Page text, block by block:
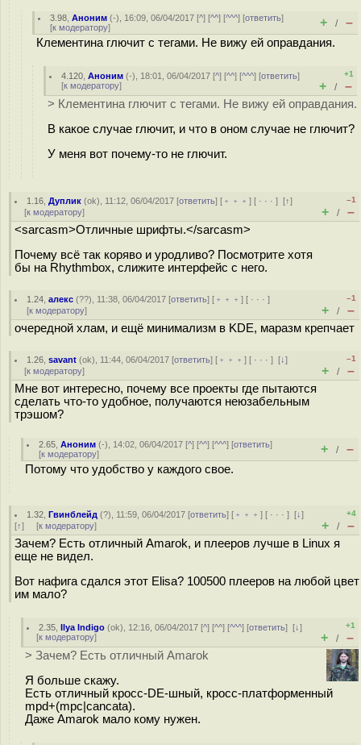
3.98 ,Аноним (-), 16:09, 06/04/2017 [^] [^^] [^^^] [ответить]
[к модератору] + / –
Клементина глючит с тегами. Не вижу ей оправдания.
4.120 ,Аноним (-), 18:01, 06/04/2017 [^] [^^] [^^^] [ответить]
[к модератору]
+1
+ / –
> Клементина глючит с тегами. Не вижу ей оправдания.
В какое случае глючит, и что в оном случае не глючит?
У меня вот почему-то не глючит.
1.16 ,Дуплик (ok), 11:12, 06/04/2017 [ответить] [ ﹢﹢﹢] [ · · ·][↑]
[к модератору]
–1
+ / –
<sarcasm>Отличные шрифты.</sarcasm>
Почему всё так коряво и уродливо? Посмотрите хотя
бы на Rhythmbox, слижите интерфейс с него.
1.24 ,алекс (??), 11:38, 06/04/2017 [ответить] [ ﹢﹢﹢] [ · · ·]
[к модератору]
–1
+ / –
очередной хлам, и ещё минимализм в KDE, маразм крепчает
1.26 ,savant (ok), 11:44, 06/04/2017 [ответить] [ ﹢﹢﹢] [ · · ·][↓]
[к модератору]
–1
+ / –
Мне вот интересно, почему все проекты где пытаются
сделать что-то удобное, получаются неюзабельным
трэшом?
2.65 ,Аноним (-), 14:02, 06/04/2017 [^] [^^] [^^^] [ответить]
[к модератору] + / –
Потому что удобство у каждого свое.
1.32 ,Гвинблейд (?), 11:59, 06/04/2017 [ответить] [ ﹢﹢﹢] [ · · ·][↓]
[↑] [к модератору]
+4
+ / –
Зачем? Есть отличный Amarok, и плееров лучше в Linux я
еще не видел.
Вот нафига сдался этот Elisa? 100500 плееров на любой цвет
им мало?
2.35 ,Ilya Indigo (ok), 12:16, 06/04/2017 [^] [^^] [^^^] [ответить][↓]
[к модератору]
+1
+ / –
> Зачем? Есть отличный Amarok
Я больше скажу.
Есть отличный кросс-DE-шный, кросс-платформенный
mpd+(mpc|cancata).
Даже Amarok мало кому нужен.